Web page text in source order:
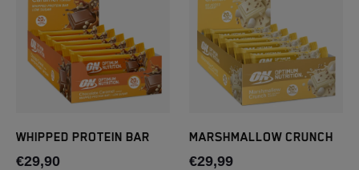
WHIPPED PROTEIN BAR
€29,90
MARSHMALLOW CRUNCH
€29,99